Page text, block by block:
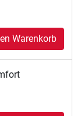
Warenkorb